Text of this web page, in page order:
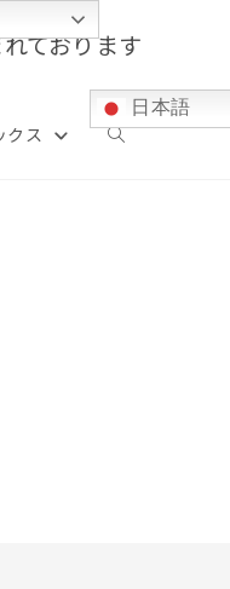
ております
クス
日本語
ウ